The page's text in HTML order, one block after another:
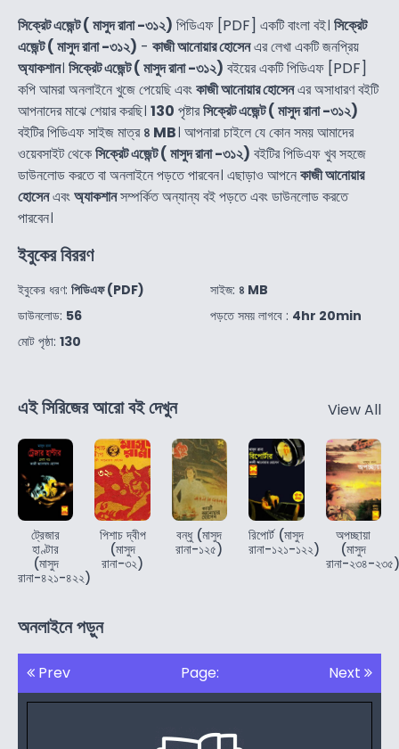
সিক্রেট এজেন্ট ( মাসুদ রানা -৩১২) পিডিএফ [PDF] একটি বাংলা বই। সিক্রেট
এজেন্ট ( মাসুদ রানা -৩১২) - কাজী আনোয়ার হোসেনএর লেখা একটি জনপ্রিয়
অ্যাকশান। সিক্রেট এজেন্ট ( মাসুদ রানা -৩১২) বইয়ের একটি পিডিএফ [PDF]
কপি আমরা অনলাইনে খুজে পেয়েছি এবংকাজী আনোয়ার হোসেনএর অসাধারণ বইটি
আপনাদের মাঝে শেয়ার করছি। 130 পৃষ্টারসিক্রেট এজেন্ট ( মাসুদ রানা -৩১২)
বইটির পিডিএফ সাইজ মাত্র৪ MB। আপনারা চাইলে যে কোন সময় আমাদের
ওয়েবসাইট থেকেসিক্রেট এজেন্ট ( মাসুদ রানা -৩১২) বইটির পিডিএফ খুব সহজে
ডাউনলোড করতে বা অনলাইনে পড়তে পারবেন। এছাড়াও আপনেকাজী আনোয়ার
হোসেনএবংঅ্যাকশানসম্পর্কিত অন্যান্য বই পড়তে এবং ডাউনলোড করতে
পারবেন।
ইবুকের বিররণ
ইবুকের ধরণ: পিডিএফ (PDF)
ডাউনলোড: 56
মোট পৃষ্ঠা: 130
সাইজ: ৪ MB
পড়তে সময় লাগবে : 4hr 20min
এই সিরিজের আরো বই দেখুন View All
ট্রেজার
হাণ্টার
(মাসুদ
রানা-৪২১-৪২২)
পিশাচ দ্বীপ
(মাসুদ
রানা-৩২)
বন্ধু (মাসুদ
রানা-১২৫)
রিপোর্ট (মাসুদ
রানা-১২১-১২২)
অপচ্ছায়া
(মাসুদ
রানা-২৩৪-২৩৫)
অনলাইনে পড়ুন
Prev Page: Next